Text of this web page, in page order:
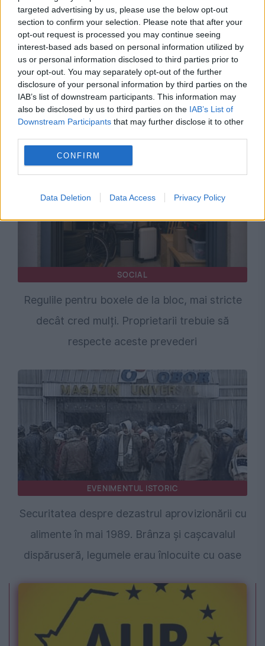
targeted advertising by us, please use the below opt-out
section to confirm your selection. Please note that after your
opt-out request is processed you may continue seeing
interest-based ads based on personal information utilized by
us or personal information disclosed to third parties prior to
your opt-out. You may separately opt-out of the further
disclosure of your personal information by third parties on the
IAB’s list of downstream participants. This information may
also be disclosed by us to third parties on the IAB’s List of
Downstream Participants that may further disclose it to other
CONFIRM
Data Deletion Data Access Privacy Policy
Recomandările noastre
SOCIAL
Regulile pentru boxele de la bloc, mai stricte
decât cred mulți. Proprietarii trebuie să
respecte aceste prevederi
EVENIMENTUL ISTORIC
Securitatea despre dezastrul aprovizionării cu
alimente în mai 1989. Brânza și cașcavalul
dispăruseră, legumele erau înlocuite cu oase